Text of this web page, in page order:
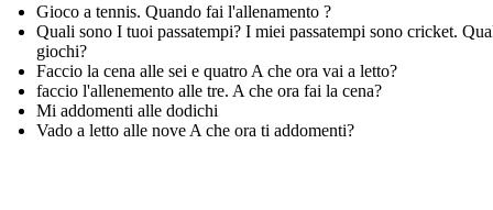
Gioco a tennis. Quando fai l'allenamento ?
Quali sono I tuoi passatempi? I miei passatempi sono cricket.
giochi?
Faccio la cena alle sei e quatro A che ora vai a letto?
faccio l'allenemento alle tre. A che ora fai la cena?
Mi addomenti alle dodichi
Vado a letto alle nove A che ora ti addomenti?